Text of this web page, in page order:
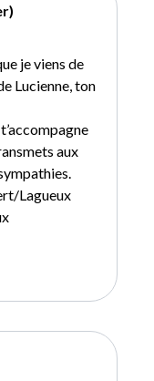
je viens de
Lucienne, ton
aux
Lagueux